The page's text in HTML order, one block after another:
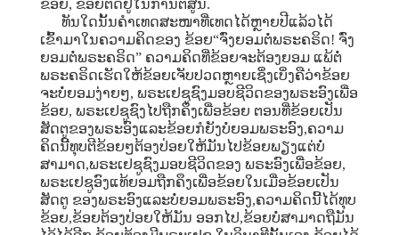
ຂ້ອຍ, ຂ້ອຍຕິດຢູ່ໃນການຕໍ່ສູ້ນີ້.
ທັນໃດນັ້ນຄໍາເທດສະໜາທີ່ເທດໄດ້ຫຼາຍປີແລ້ວໄດ້
ເຂົ້າມາໃນຄວາມຄິດຂອງ ຂ້ອຍ“ຈົ່ງຍອມຕໍ່ພຣະຄຣິດ! ຈົ່ງ
ຍອມຕໍ່ພຣະຄຣິດ” ຄວາມຄິດທີ່ຂ້ອຍຈະຕ້ອງຍອມ ແພ້ຕໍ່
ພຣະຄຣິດເຮັດໃຫ້ຂ້ອຍເຈັບປວດຫຼາຍເຊິ່ງເບິ່ງຄືວ່າຂ້ອຍ
ຈະບໍ່ຍອມງ່າຍໆ, ພຣະເຢຊູຊົງມອບຊີວິດຂອງພຣະອົງເພື່ອ
ຂ້ອຍ, ພຣະເຢຊູຊົງໄປຖືກຄຶງເພື່ອຂ້ອຍ ຕອນທີ່ຂ້ອຍເປັນ
ສັດຕູຂອງພຣະອົງແລະຂ້ອຍກໍຍັງບໍ່ຍອມພຣະອົງ,ຄວາມ
ຄິດນີ້ທຸບຕີຂ້ອຍໆຕ້ອງປ່ອຍໃຫ້ມັນໄປຂ້ອຍພຽງແຕ່ບໍ່
ສາມາດ,ພຣະເຢຊູຊົງມອບຊີວິດຂອງ ພຣະອົງເພື່ອຂ້ອຍ,
ພຣະເຢຊູອົງແທ້ຍອມຖືກຄຶງເພື່ອຂ້ອຍໃນເມື່ອຂ້ອຍເປັນ
ສັດຕູ ຂອງພຣະອົງແລະບໍ່ຍອມພຣະອົງ,ຄວາມຄິດນີ້ໄດ້ທຸບ
ຂ້ອຍ,ຂ້ອຍຕ້ອງປ່ອຍໃຫ້ມັນ ອອກໄປ,ຂ້ອຍບໍ່ສາມາດຖືມັນ